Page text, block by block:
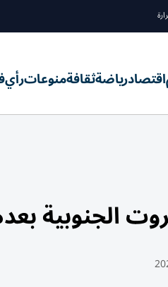
اقتصادرياضةثقافةمنوعاترأي
الجنوبية